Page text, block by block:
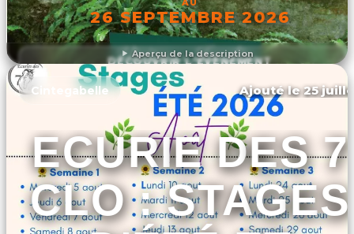
Aperçu de la description
26 SEPTEMBRE 2026
DÉCOUVRIR L'ÉVÉNEMENT
Cintegabelle Ajouté le 25
ECURIE DES 7
CLO : STAGES